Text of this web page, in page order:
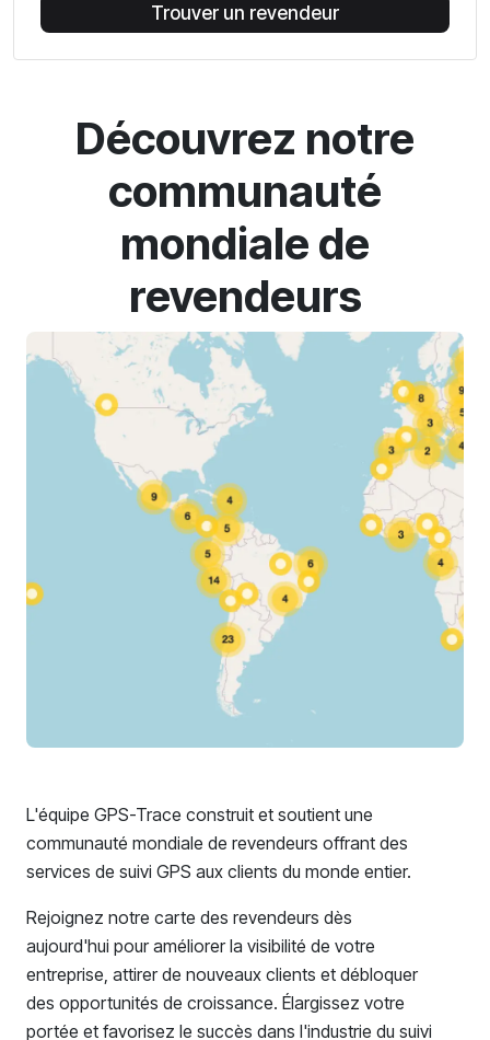
Trouver un revendeur
Découvrez notre
communauté
mondiale de
revendeurs
L'équipe GPS-Trace construit et soutient une
communauté mondiale de revendeurs offrant des
services de suivi GPS aux clients du monde entier.
Rejoignez notre carte des revendeurs dès
aujourd'hui pour améliorer la visibilité de votre
entreprise, attirer de nouveaux clients et débloquer
des opportunités de croissance. Élargissez votre
portée et favorisez le succès dans l'industrie du suivi